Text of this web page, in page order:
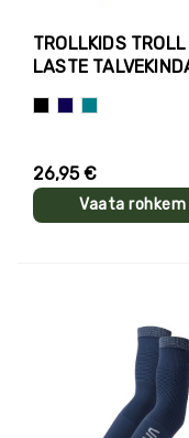
TROLLKIDS
LASTE
26,95 €
Vaata rohkem